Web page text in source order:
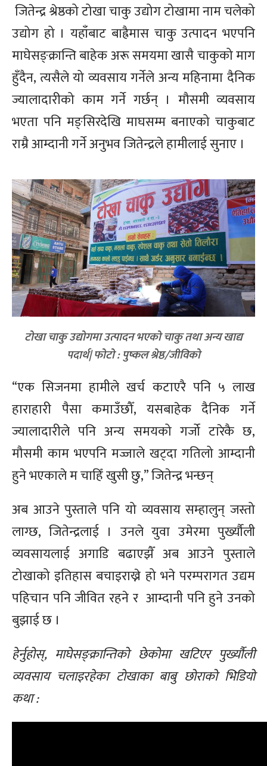
जितेन्द्र श्रेष्ठको टोखा चाकु उद्योग टोखामा नाम चलेको
उद्योग हो । यहाँबाट बाह्रैमास चाकु उत्पादन भएपनि
माघेसङ्क्रान्ति बाहेक अरू समयमा खासै चाकुको माग
हुँदैन, त्यसैले यो व्यवसाय गर्नेले अन्य महिनामा दैनिक
ज्यालादारीको काम गर्ने गर्छन् । मौसमी व्यवसाय
भएता पनि मङ्सिरदेखि माघसम्म बनाएको चाकुबाट
राम्रै आम्दानी गर्ने अनुभव जितेन्द्रले हामीलाई सुनाए ।
टोखा चाकु उद्योगमा उत्पादन भएको चाकु तथा अन्य खाद्य
पदार्थ| फोटो : पुष्कल श्रेष्ठ/जीविको
“एक सिजनमा हामीले खर्च कटाएरै पनि ५ लाख
हाराहारी पैसा कमाउँछौँ, यसबाहेक दैनिक गर्ने
ज्यालादारीले पनि अन्य समयको गर्जो टारेकै छ,
मौसमी काम भएपनि मज्जाले खट्दा गतिलो आम्दानी
हुने भएकाले म चाहिँ खुसी छु,” जितेन्द्र भन्छन्
अब आउने पुस्ताले पनि यो व्यवसाय सम्हालुन् जस्तो
लाग्छ, जितेन्द्रलाई । उनले युवा उमेरमा पुर्ख्यौली
व्यवसायलाई अगाडि बढाएझैँ अब आउने पुस्ताले
टोखाको इतिहास बचाइराख्ने हो भने परम्परागतउद्यम
पहिचान पनि जीवित रहने र आम्दानी पनि हुने उनको
बुझाई छ ।
हेर्नुहोस्, माघेसङ्क्रान्तिको छेकोमा खटिएर पुर्ख्यौली
व्यवसाय चलाइरहेका टोखाका बाबु छोराको भिडियो
कथा :